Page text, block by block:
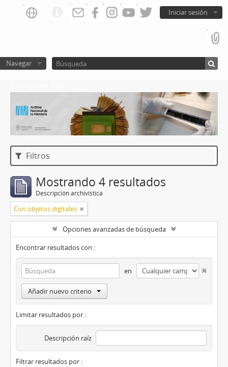
Iniciar sesión
Navegar
Filtros
Mostrando 4 resultados
Descripción archivística
Con objetos digitales
Opciones avanzadas de búsqueda
Encontrar resultados con :
en
Añadir nuevo criterio
Limitar resultados por :
Descripción raíz
Filtrar resultados por :